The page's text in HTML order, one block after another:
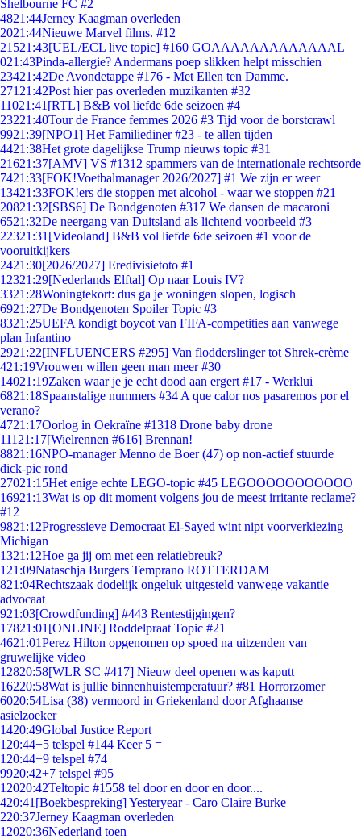
Shelbourne FC #2
4821:44Jerney Kaagman overleden
2021:44Nieuwe Marvel films. #12
21521:43[UEL/ECL live topic] #160 GOAAAAAAAAAAAAAL
021:43Pinda-allergie? Andermans poep slikken helpt misschien
23421:42De Avondetappe #176 - Met Ellen ten Damme.
271 21:42Post hier pas overleden muzikanten #32
11021:41 [RTL] B&B vol liefde 6de seizoen #4
23221:40Tour de France femmes 2026 #3 Tijd voor de borstcrawl
9921:39[NPO1] Het Familiediner #23 - te allen tijden
4421:38Het grote dagelijkse Trump nieuws topic #31
21621:37[AMV] VS #1312 spammers van de internationale rechtsorde
7421:33[FOK!Voetbalmanager 2026/2027] #1 We zijn er weer
13421:33FOK!ers die stoppen met alcohol - waar we stoppen #21
20821:32[SBS6] De Bondgenoten #317 We dansen de macaroni
6521:32De neergang van Duitsland als lichtend voorbeeld #3
22321:31 [Videoland] B&B vol liefde 6de seizoen #1 voor de
vooruitkijkers
2421:30[2026/2027] Eredivisietoto #1
12321:29[Nederlands Elftal] Op naar Louis IV?
3321:28Woningtekort: dus ga je woningen slopen, logisch
6921:27De Bondgenoten Spoiler Topic #3
8321:25UEFA kondigt boycot van FIFA-competities aan vanwege
plan Infantino
2921:22[INFLUENCERS #295] Van flodderslinger tot Shrek-crème
421:19Vrouwen willen geen man meer #30
14021:19Zaken waar je je echt dood aan ergert #17 - Werklui
6821:18Spaanstalige nummers #34 A que calor nos pasaremos por el
verano?
4721:17Oorlog in Oekraïne #1318 Drone baby drone
111 21:17[Wielrennen #616] Brennan!
8821:16NPO-manager Menno de Boer (47) op non-actief stuurde
dick-pic rond
27021:15Het enige echte LEGO-topic #45 LEGOOOOOOOOOOO
16921:13Wat is op dit moment volgens jou de meest irritante reclame?
#12
9821:12Progressieve Democraat El-Sayed wint nipt voorverkiezing
Michigan
1321:12Hoe ga jij om met een relatiebreuk?
1 21:09Nataschja Burgers Temprano ROTTERDAM
821:04Rechtszaak dodelijk ongeluk uitgesteld vanwege vakantie
advocaat
921:03[Crowdfunding] #443 Rentestijgingen?
17821:01 [ONLINE] Roddelpraat Topic #21
4621:01Perez Hilton opgenomen op spoed na uitzenden van
gruwelijke video
12820:58[WLR SC #417] Nieuw deel openen was kaputt
16220:58Wat is jullie binnenhuistemperatuur? #81 Horrorzomer
6020:54Lisa (38) vermoord in Griekenland door Afghaanse
asielzoeker
1420:49Global Justice Report
1 20:44+5 telspel #144 Keer 5 =
1 20:44+9 telspel #74
9920:42+7 telspel #95
12020:42Teltopic #1558 tel door en door en door....
420:41 [Boekbespreking] Yesteryear - Caro Claire Burke
220:37Jerney Kaagman overleden
12020:36Nederland toen